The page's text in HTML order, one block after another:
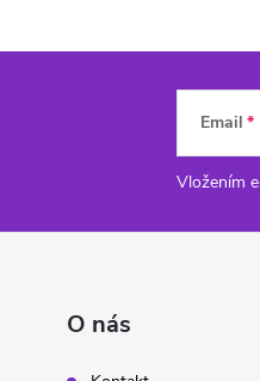
Email
Vložením
O nás